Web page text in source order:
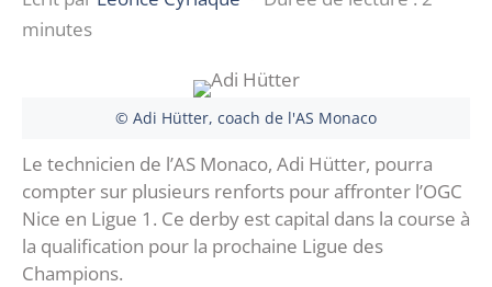
minutes
© Adi Hütter, coach de l'AS Monaco
Le technicien de l’AS Monaco, Adi Hütter, pourra
compter sur plusieurs renforts pour affronter l’OGC
Nice en Ligue 1. Ce derby est capital dans la course à
la qualification pour la prochaine Ligue des
Champions.